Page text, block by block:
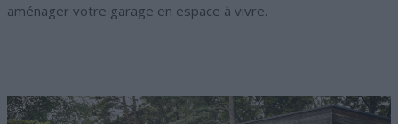
aménager votre garage en espace à vivre.